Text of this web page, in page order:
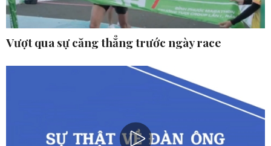
Vượt qua sự căng thẳng trước ngày race